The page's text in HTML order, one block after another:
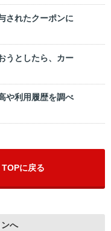
されたクーポンに
うとしたら、カー
や利用履歴を調べ
に戻る
へ